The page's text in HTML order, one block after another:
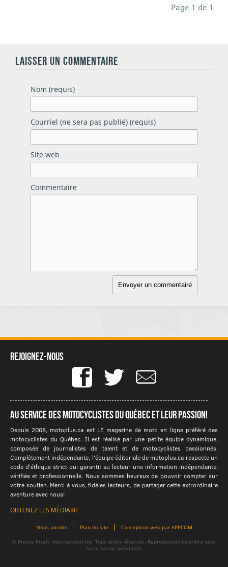
Page 1 de 1
LAISSER UN COMMENTAIRE
Nom (requis)
Courriel (ne sera pas publié) (requis)
Site web
Commentaire
Rejoignez-nous
Au service des motocyclistes du québec et leur passion!
Depuis 2008, motoplus.ca est LE magazine de moto en ligne préféré des
motocyclistes du Québec. Il est réalisé par une petite équipe dynamique,
composée de journalistes de talent et de motocyclistes passionnés.
Complètement indépendante, l'équipe éditoriale de motoplus.ca respecte un
code d'éthique strict qui garantit au lecteur une information indépendante,
vérifiée et professionnelle. Nous sommes heureux de pouvoir compter sur
votre soutien. Merci à vous, fidèles lecteurs, de partager cette extrordinaire
aventure avec nous!
OBTENEZ LES MÉDIAKIT
Nous joindre Plan du site Conception web par APPCOM
© Presse Pixels International inc. Tous droits réservés. Reproduction interdite sans
autorisation préalable.